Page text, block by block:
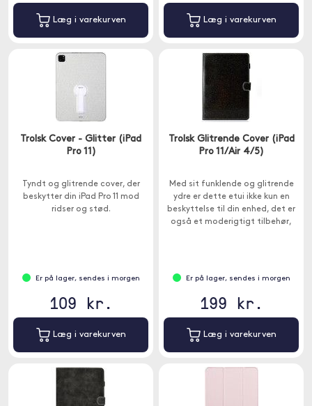
Læg i varekurven Læg i varekurven
Trolsk Cover - Glitter (iPad
Pro 11)
Tyndt og glitrende cover, der
beskytter din iPad Pro 11 mod
ridser og stød.
Er på lager, sendes i morgen
109 kr.
Læg i varekurven
Trolsk Glitrende Cover (iPad
Pro 11/Air 4/5)
Med sit funklende og glitrende
ydre er dette etui ikke kun en
beskyttelse til din enhed, det er
også et moderigtigt tilbehør,
Er på lager, sendes i morgen
199 kr.
Læg i varekurven